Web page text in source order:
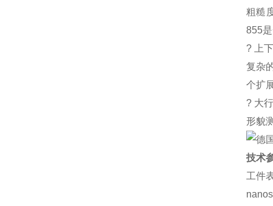
粗糙
855
? 上
复杂
个扩
? 大
形貌
技术
工件